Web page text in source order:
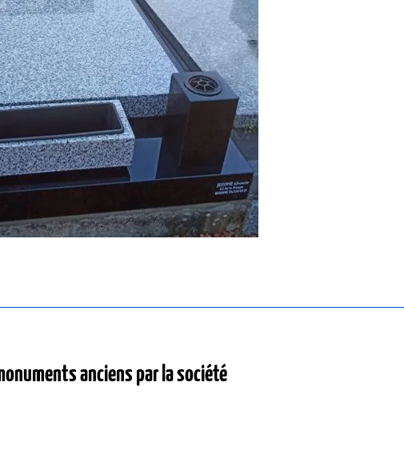
anciens par la société